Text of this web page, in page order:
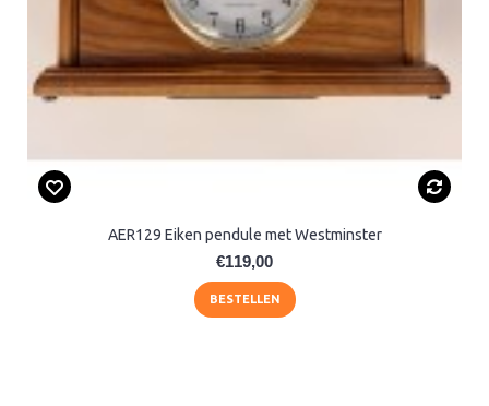
AER129 Eiken pendule met Westminster
€119,00
BESTELLEN